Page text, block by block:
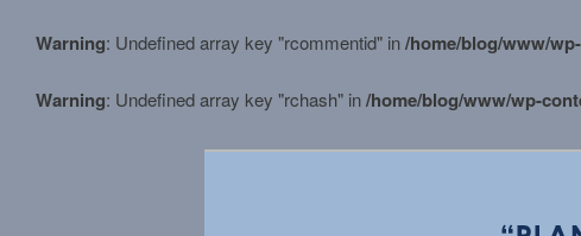
Warning: Undefined array key "rcommentid" in/home/blog/www/
Warning: Undefined array key "rchash" in/home/blog/www/wp-